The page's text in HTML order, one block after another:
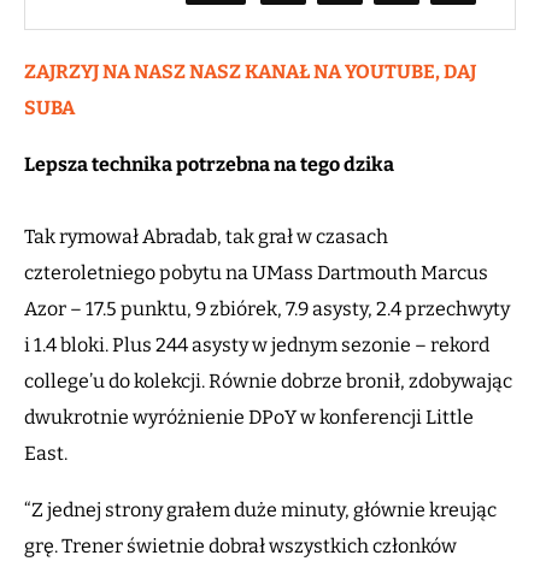
ZAJRZYJ NA NASZ NASZ KANAŁ NA YOUTUBE, DAJ
SUBA
Lepsza technika potrzebna na tego dzika
Tak rymował Abradab, tak grał w czasach
czteroletniego pobytu na UMass Dartmouth Marcus
Azor – 17.5 punktu, 9 zbiórek, 7.9 asysty, 2.4 przechwyty
i 1.4 bloki. Plus 244 asysty w jednym sezonie – rekord
college’u do kolekcji. Równie dobrze bronił, zdobywając
dwukrotnie wyróżnienie DPoY w konferencji Little
East.
“Z jednej strony grałem duże minuty, głównie kreując
grę. Trener świetnie dobrał wszystkich członków